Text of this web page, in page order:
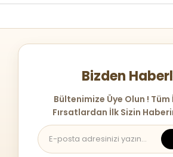
Bizden
Bültenimize Üye Olun !
Fırsatlardan İlk Sizin